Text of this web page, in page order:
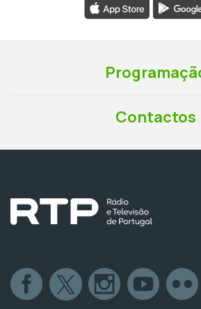
Contactos